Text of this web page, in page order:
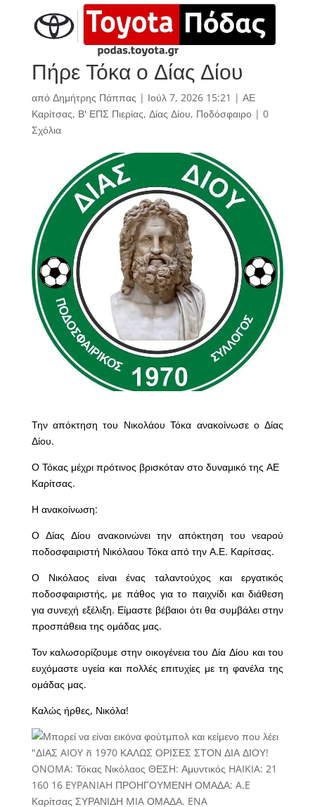
Πήρε Τόκα ο Δίας Δίου
από Δημήτρης Πάππας | Ιούλ 7, 2026 15:21 | ΑΕ
Καρίτσας, Β' ΕΠΣ Πιερίας, Δίας Δίου, Ποδόσφαιρο| 0
Σχόλια
Την απόκτηση του Νικολάου Τόκα ανακοίνωσε ο Δίας
Δίου.
Ο Τόκας μέχρι πρότινος βρισκόταν στο δυναμικό της ΑΕ
Καρίτσας.
Η ανακοίνωση:
Ο Δίας Δίου ανακοινώνει την απόκτηση του νεαρού
ποδοσφαιριστή Νικόλαου Τόκα από την Α.Ε. Καρίτσας.
Ο Νικόλαος είναι ένας ταλαντούχος και εργατικός
ποδοσφαιριστής, με πάθος για το παιχνίδι και διάθεση
για συνεχή εξέλιξη. Είμαστε βέβαιοι ότι θα συμβάλει στην
προσπάθεια της ομάδας μας.
Τον καλωσορίζουμε στην οικογένεια του Δία Δίου και του
ευχόμαστε υγεία και πολλές επιτυχίες με τη φανέλα της
ομάδας μας.
Καλώς ήρθες, Νικόλα!